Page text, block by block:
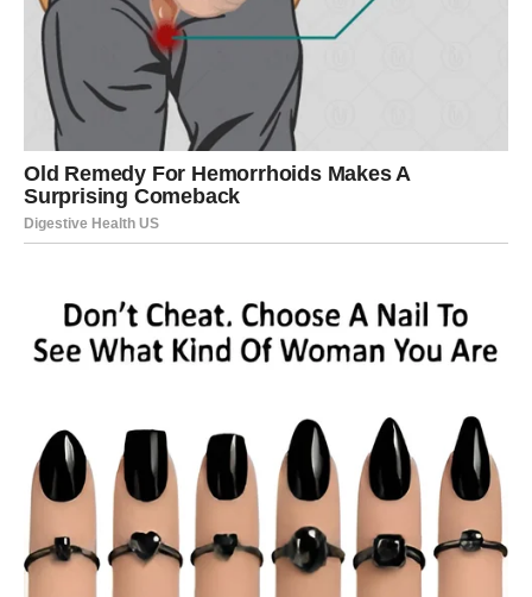
POSAO I NOVAC – STIŽE
OLAKŠANJE KOJE STE DUGO
Na poslovnom planu ulazite u mnogo bolji period.
Iako ste u posljednje vrijeme često imale osjećaj da vaš
trud niko ne primjećuje, sada dolazi vrijeme kada će se